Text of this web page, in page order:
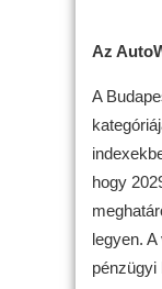
Az
A
hogy
legyen.
pénzügyi